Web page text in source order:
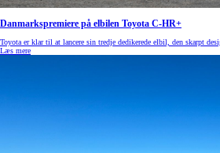
Danmarkspremiere på elbilen Toyota C-HR+
Toyota er klar til at lancere sin tredje dedikerede elbil, den skarpt
Læs mere